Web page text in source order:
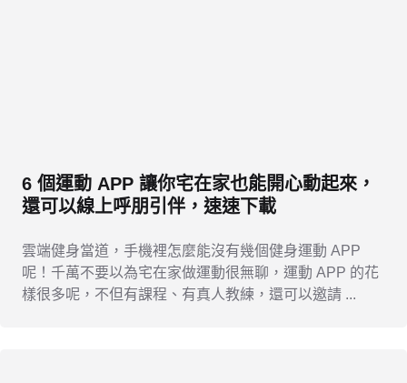
6 個運動 APP 讓你宅在家也能開心動起來，
還可以線上呼朋引伴，速速下載
雲端健身當道，手機裡怎麼能沒有幾個健身運動 APP
呢！千萬不要以為宅在家做運動很無聊，運動 APP 的花
樣很多呢，不但有課程、有真人教練，還可以邀請 ...